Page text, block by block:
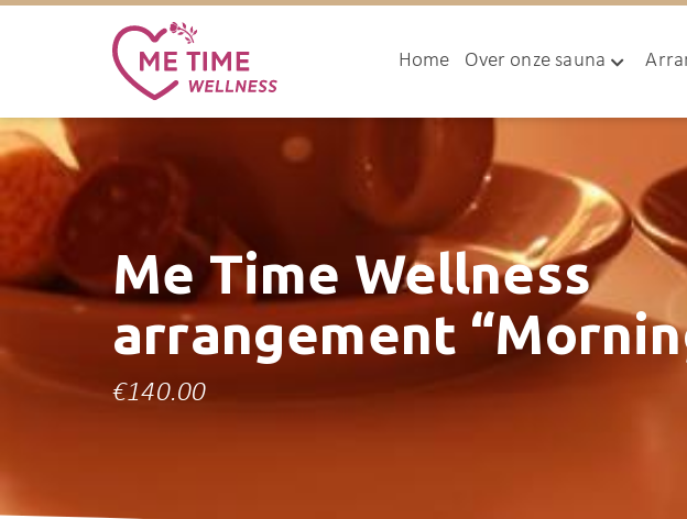
Home Over onze sauna
Me Time Wellness
arrangement
€140.00